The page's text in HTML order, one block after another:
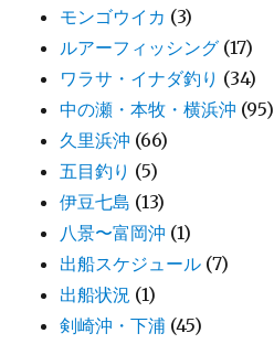
モンゴウイカ (3)
ルアーフィッシング (17)
ワラサ・イナダ釣り (34)
中の瀬・本牧・横浜沖 (95)
久里浜沖 (66)
五目釣り (5)
伊豆七島 (13)
八景〜富岡沖 (1)
出船スケジュール (7)
出船状況 (1)
剣崎沖・下浦 (45)